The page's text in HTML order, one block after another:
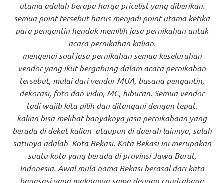
utama adalah berapa harga pricelist yang diberikan.
semua point tersebut harus menjadi point utama ketika
para pengantin hendak memilih jasa pernikahan untuk
acara pernikahan kalian.
mengenai soal jasa pernikahan semua keseluruhan
vendor yang ikut bergabung dalam acara pernikahan
tersebut, mulai dari vendor MUA, busana pengantin,
dekorasi, foto dan vidio, MC, hiburan. Semua vendor
tadi wajib kita pilih dan ditangani dengan tepat.
kalian bisa melihat banyaknya jasa pernikahaan yang
berada di dekat kalian ataupun di daerah lainnya, salah
satunya adalah Kota Bekasi. Kota Bekasi ini merupakan
suatu kota yang berada di provinsi Jawa Barat,
Indonesia. Awal mula nama Bekasi berasal dari kata
bagasasi yang maknanya sama dengan candrabaga